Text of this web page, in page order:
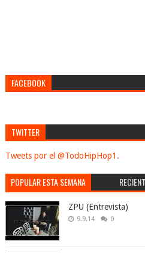
FACEBOOK
TWITTER
Tweets por el @TodoHipHop1.
POPULAR ESTA SEMANA
ZPU (Entrevista)
9.9.14 0